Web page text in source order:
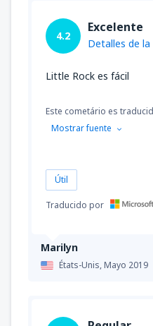
Marilyn
États-Unis,Mayo 2019
4.2
Excelente
Detalles de
Little Rock es fácil
Este cometário es
Mostrar fuente
Útil
Traducido por